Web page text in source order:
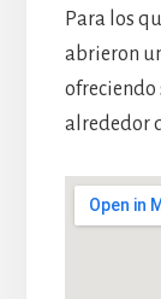
Para los
abrieron
ofreciendo
alrededor